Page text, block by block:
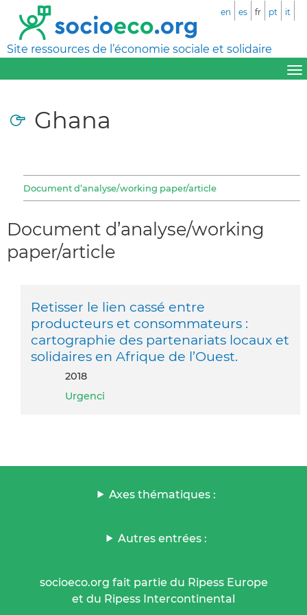
Site ressources de l’économie sociale et solidaire
en es fr pt it
Ghana
Document d’analyse/working paper/article
Document d’analyse/working
paper/article
Retisser le lien cassé entre
producteurs et consommateurs :
cartographie des partenariats locaux et
solidaires en Afrique de l’Ouest.
2018
Urgenci
Axes thématiques :
Autres entrées :
socioeco.org fait partie du Ripess Europe
et du Ripess Intercontinental